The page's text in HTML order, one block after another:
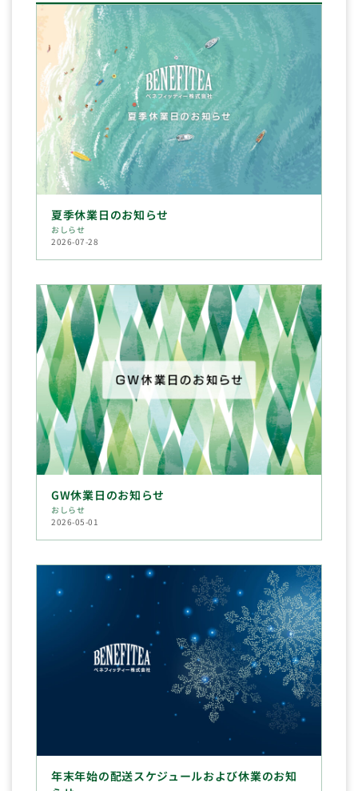
夏季休業日のお知らせ
おしらせ
2026-07-28
GW休業日のお知らせ
おしらせ
2026-05-01
年末年始の配送スケジュールおよび休業のお知